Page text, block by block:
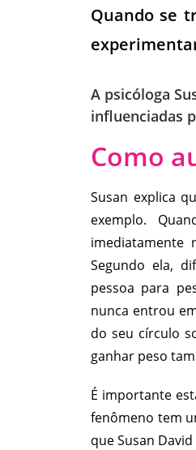
Quando se
A psicóloga
influenciadas
Como
Susan explica
exemplo.
imediatamente
Segundo ela,
pessoa para
nunca entrou
do seu círculo
ganhar peso
É importante
fenômeno tem
que Susan